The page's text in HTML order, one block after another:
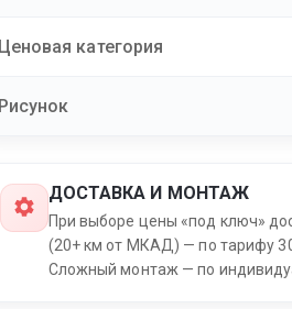
Ценовая категория
Рисунок
ДОСТАВКА И МОНТАЖ
При выборе цены «под ключ»
(20+ км от МКАД) — по тарифу
Сложный монтаж — по